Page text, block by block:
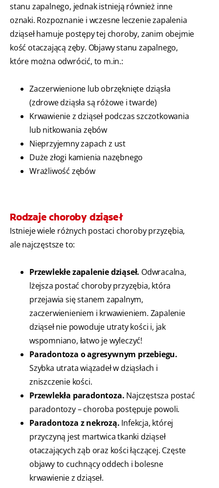
stanu zapalnego, jednak istnieją również inne
oznaki. Rozpoznanie i wczesne leczenie zapalenia
dziąseł hamuje postępy tej choroby, zanim obejmie
kość otaczającą zęby. Objawy stanu zapalnego,
które można odwrócić, to m.in.:
Zaczerwienione lub obrzęknięte dziąsła
(zdrowe dziąsła są różowe i twarde)
Krwawienie z dziąseł podczas szczotkowania
lub nitkowania zębów
Nieprzyjemny zapach z ust
Duże złogi kamienia nazębnego
Wrażliwość zębów
Rodzaje choroby dziąseł
Istnieje wiele różnych postaci choroby przyzębia,
ale najczęstsze to:
Przewlekłe zapalenie dziąseł. Odwracalna,
lżejsza postać choroby przyzębia, która
przejawia się stanem zapalnym,
zaczerwienieniem i krwawieniem. Zapalenie
dziąseł nie powoduje utraty kości i, jak
wspomniano, łatwo je wyleczyć!
Paradontoza o agresywnym przebiegu.
Szybka utrata wiązadeł w dziąsłach i
zniszczenie kości.
Przewlekła paradontoza. Najczęstsza postać
paradontozy – choroba postępuje powoli.
Paradontoza z nekrozą. Infekcja, której
przyczyną jest martwica tkanki dziąseł
otaczających ząb oraz kości łączącej. Częste
objawy to cuchnący oddech i bolesne
krwawienie z dziąseł.